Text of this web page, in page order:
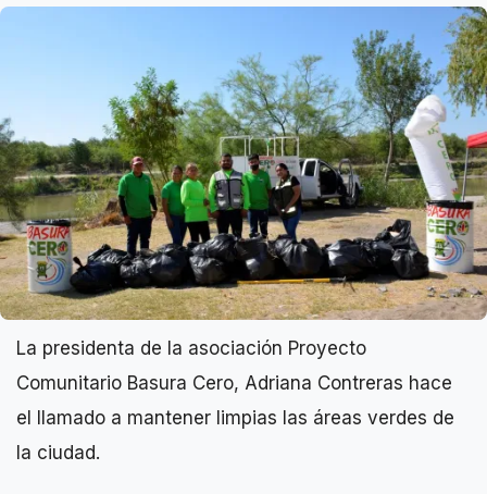
La presidenta de la asociación Proyecto
Comunitario Basura Cero, Adriana Contreras hace
el llamado a mantener limpias las áreas verdes de
la ciudad.